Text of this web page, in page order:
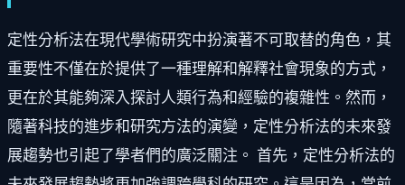
定性分析法在現代學術研究中扮演著不可取替的角色，其
重要性不僅在於提供了一種理解和解釋社會現象的方式，
更在於其能夠深入探討人類行為和經驗的複雜性。然而，
隨著科技的進步和研究方法的演變，定性分析法的未來發
展趨勢也引起了學者們的廣泛關注。 首先，定性分析法的